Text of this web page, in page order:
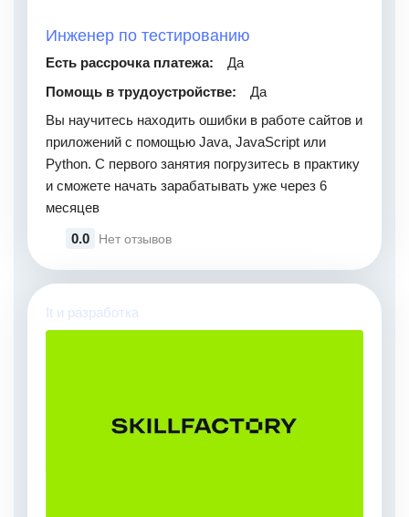
Инженер по тестированию
Есть рассрочка платежа:
Да
Помощь в трудоустройстве:
Да
Вы научитесь находить ошибки в работе сайтов и
приложений с помощью Java, JavaScript или
Python. С первого занятия погрузитесь в практику
и сможете начать зарабатывать уже через 6
месяцев
0.0
Нет отзывов
It и разработка